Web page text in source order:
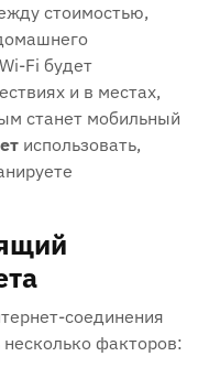
стоимостью,
Fi будет
и в местах,
станет мобильный
использовать,
соединения
факторов: